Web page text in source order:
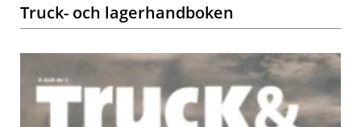
Truck- och lagerhandboken